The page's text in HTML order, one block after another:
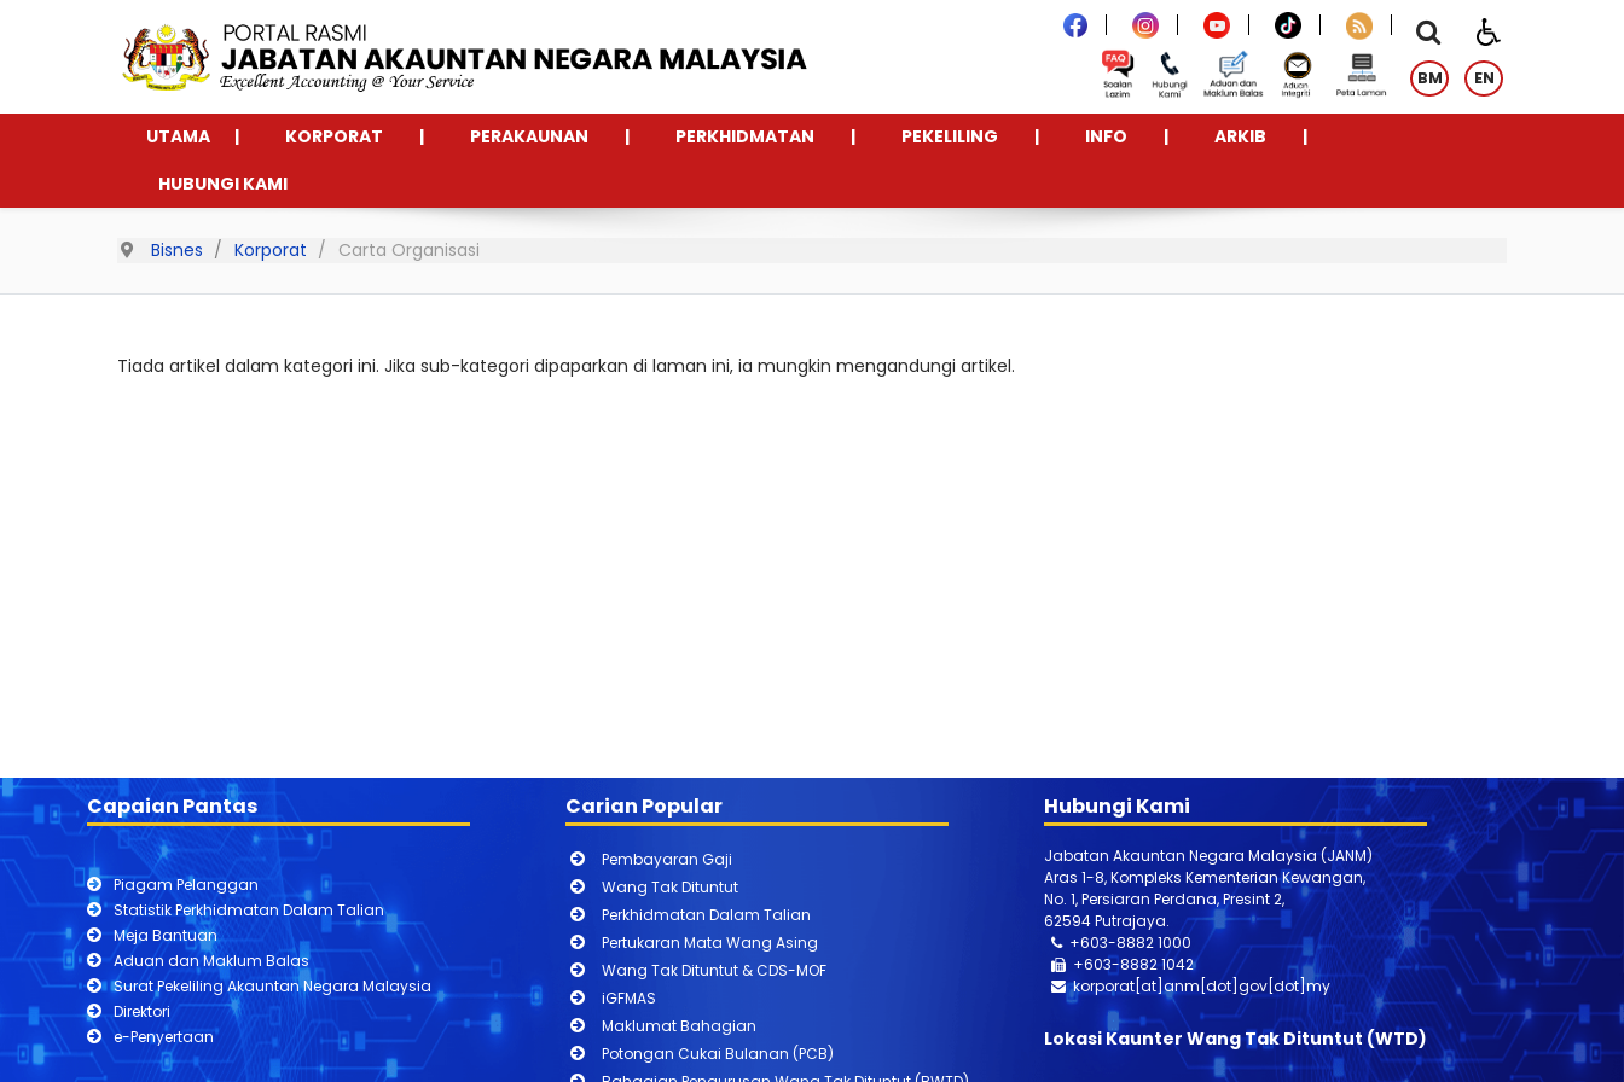
BM EN
UTAMA KORPORAT PERAKAUNAN PERKHIDMATAN PEKELILING INFO
ARKIB
HUBUNGI KAMI
Bisnes Korporat Carta Organisasi
Tiada artikel dalam kategori ini. Jika sub-kategori dipaparkan di laman ini, ia mungkin mengandungi artikel.
Capaian Pantas
Piagam Pelanggan
Statistik Perkhidmatan Dalam Talian
Meja Bantuan
Aduan dan Maklum Balas
Surat Pekeliling Akauntan Negara Malaysia
Direktori
e-Penyertaan
Carian Popular
Pembayaran Gaji
Wang Tak Dituntut
Perkhidmatan Dalam Talian
Pertukaran Mata Wang Asing
Wang Tak Dituntut & CDS-MOF
iGFMAS
Maklumat Bahagian
Potongan Cukai Bulanan (PCB)
Hubungi Kami
Jabatan Akauntan Negara Malaysia (JANM)
Aras 1-8, Kompleks Kementerian Kewangan,
No. 1, Persiaran Perdana, Presint 2,
62594 Putrajaya.
+603-8882 1000
+603-8882 1042
korporat[at]anm[dot]gov[dot]my
Lokasi Kaunter Wang Tak Dituntut (WTD)